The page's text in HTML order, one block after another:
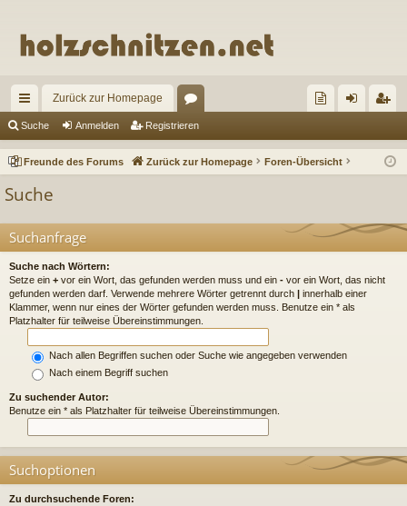
ch
ne
riff
Zurück zur Homepage
or
en un
s
ru
m
n
ist
n
Suche Anmelden Registrieren
Freunde des Forums Zurück zur Homepage Foren-Übersicht
Suche
Suchanfrage
Suche nach Wörtern:
Setze ein + vor ein Wort, das gefunden werden muss und ein - vor ein Wort, das nicht
gefunden werden darf. Verwende mehrere Wörter getrennt durch | innerhalb einer
Klammer, wenn nur eines der Wörter gefunden werden muss. Benutze ein * als
Platzhalter für teilweise Übereinstimmungen.
Nach allen Begriffen suchen oder Suche wie angegeben verwenden
Nach einem Begriff suchen
Zu suchender Autor:
Benutze ein * als Platzhalter für teilweise Übereinstimmungen.
Suchoptionen
Zu durchsuchende Foren: